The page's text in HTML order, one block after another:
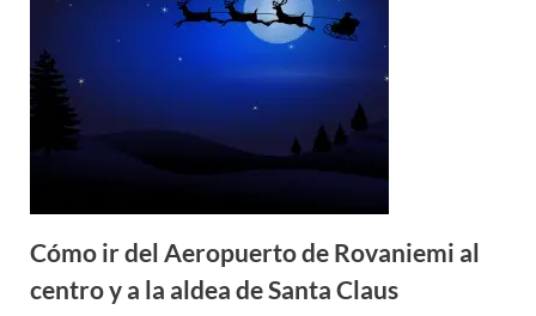
Cómo ir del Aeropuerto de Rovaniemi al
centro y a la aldea de Santa Claus